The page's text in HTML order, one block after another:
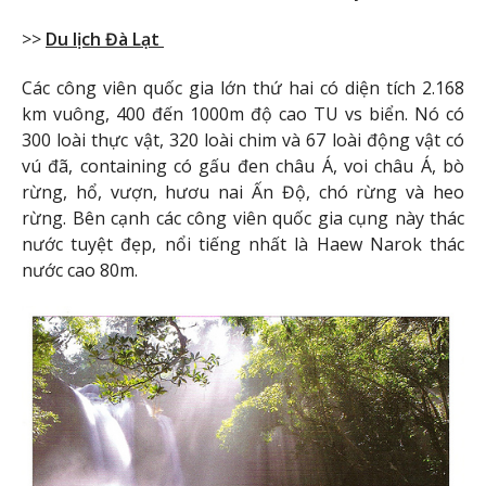
>> Du lịch Đà Lạt
Các công viên quốc gia lớn thứ hai có diện tích 2.168
km vuông, 400 đến 1000m độ cao TU vs biển. Nó có
300 loài thực vật, 320 loài chim và 67 loài động vật có
vú đã, containing có gấu đen châu Á, voi châu Á, bò
rừng, hổ, vượn, hươu nai Ấn Độ, chó rừng và heo
rừng. Bên cạnh các công viên quốc gia cụng này thác
nước tuyệt đẹp, nổi tiếng nhất là Haew Narok thác
nước cao 80m.